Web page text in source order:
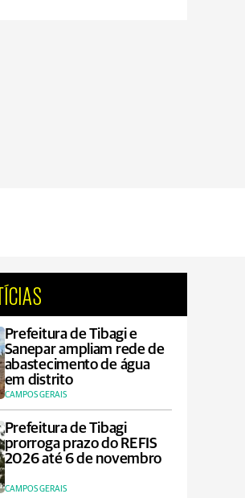
Prefeitura de Tibagi e
Sanepar ampliam rede de
abastecimento de água
em distrito
CAMPOS GERAIS
Prefeitura de Tibagi
prorroga prazo do REFIS
2026 até 6 de novembro
CAMPOS GERAIS